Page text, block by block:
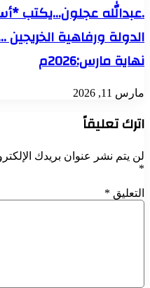
.عبدالله عجلون…يكتب
الدولة ورفاهية
نهاية مارس:2026م
مارس 11, 2026
اترك تعليقاً
لن يتم نشر عنوان بريدك
*
التعليق *